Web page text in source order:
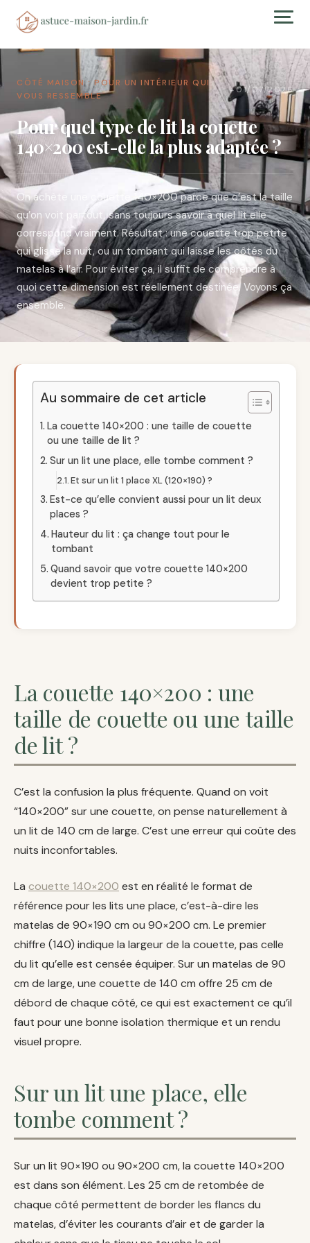
CÔTÉ MAISON : POUR UN INTÉRIEUR QUI
VOUS RESSEMBLE
→01/07/2026
Pour quel type de lit la couette
140×200 est-elle la plus adaptée ?
On achète une couette 140×200 parce que c’est la taille
qu’on voit partout, sans toujours savoir à quel lit elle
correspond vraiment. Résultat : une couette trop petite
qui glisse la nuit, ou un tombant qui laisse les côtés du
matelas à l’air. Pour éviter ça, il suffit de comprendre à
quoi cette dimension est réellement destinée. Voyons ça
ensemble.
Au sommaire de cet article
La couette 140×200 : une taille de couette
ou une taille de lit ?
Sur un lit une place, elle tombe comment ?
Et sur un lit 1 place XL (120×190) ?
Est-ce qu’elle convient aussi pour un lit deux
places ?
Hauteur du lit : ça change tout pour le
tombant
Quand savoir que votre couette 140×200
devient trop petite ?
La couette 140×200 : une
taille de couette ou une taille
de lit ?
C’est la confusion la plus fréquente. Quand on voit
“140×200” sur une couette, on pense naturellement à
un lit de 140 cm de large. C’est une erreur qui coûte des
nuits inconfortables.
La couette 140×200 est en réalité le format de
référence pour les lits une place, c’est-à-dire les
matelas de 90×190 cm ou 90×200 cm. Le premier
chiffre (140) indique la largeur de la couette, pas celle
du lit qu’elle est censée équiper. Sur un matelas de 90
cm de large, une couette de 140 cm offre 25 cm de
débord de chaque côté, ce qui est exactement ce qu’il
faut pour une bonne isolation thermique et un rendu
visuel propre.
Sur un lit une place, elle
tombe comment ?
Sur un lit 90×190 ou 90×200 cm, la couette 140×200
est dans son élément. Les 25 cm de retombée de
chaque côté permettent de border les flancs du
matelas, d’éviter les courants d’air et de garder la